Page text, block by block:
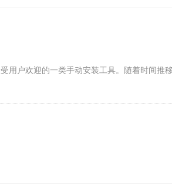
用户欢迎的一类手动安装工具。随着时间推